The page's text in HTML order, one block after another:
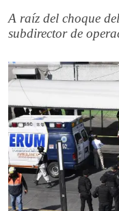
A raíz del choque
subdirector de